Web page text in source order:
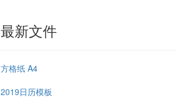
最新文件
方格纸 A4
2019日历模板